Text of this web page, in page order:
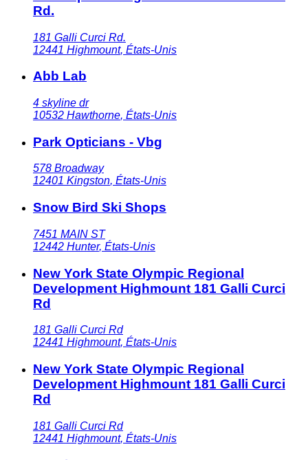
Rd.
181 Galli Curci Rd.
12441 Highmount, États-Unis
Abb Lab
4 skyline dr
10532 Hawthorne, États-Unis
Park Opticians - Vbg
578 Broadway
12401 Kingston, États-Unis
Snow Bird Ski Shops
7451 MAIN ST
12442 Hunter, États-Unis
New York State Olympic Regional
Development Highmount 181 Galli Curci
Rd
181 Galli Curci Rd
12441 Highmount, États-Unis
New York State Olympic Regional
Development Highmount 181 Galli Curci
Rd
181 Galli Curci Rd
12441 Highmount, États-Unis